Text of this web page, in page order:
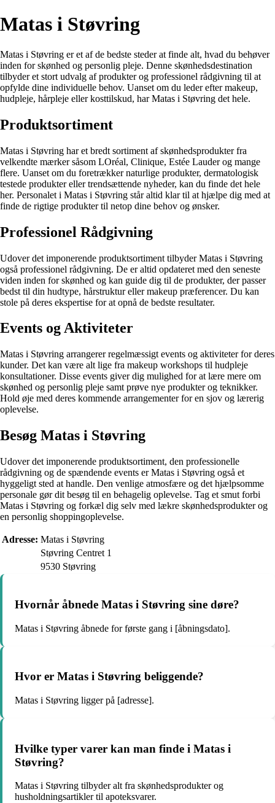
Matas i Støvring
Matas i Støvring er et af de bedste steder at finde alt, hvad du behøver
inden for skønhed og personlig pleje. Denne skønhedsdestination
tilbyder et stort udvalg af produkter og professionel rådgivning til at
opfylde dine individuelle behov. Uanset om du leder efter makeup,
hudpleje, hårpleje eller kosttilskud, har Matas i Støvring det hele.
Produktsortiment
Matas i Støvring har et bredt sortiment af skønhedsprodukter fra
velkendte mærker såsom LOréal, Clinique, Estée Lauder og mange
flere. Uanset om du foretrækker naturlige produkter, dermatologisk
testede produkter eller trendsættende nyheder, kan du finde det hele
her. Personalet i Matas i Støvring står altid klar til at hjælpe dig med at
finde de rigtige produkter til netop dine behov og ønsker.
Professionel Rådgivning
Udover det imponerende produktsortiment tilbyder Matas i Støvring
også professionel rådgivning. De er altid opdateret med den seneste
viden inden for skønhed og kan guide dig til de produkter, der passer
bedst til din hudtype, hårstruktur eller makeup præferencer. Du kan
stole på deres ekspertise for at opnå de bedste resultater.
Events og Aktiviteter
Matas i Støvring arrangerer regelmæssigt events og aktiviteter for deres
kunder. Det kan være alt lige fra makeup workshops til hudpleje
konsultationer. Disse events giver dig mulighed for at lære mere om
skønhed og personlig pleje samt prøve nye produkter og teknikker.
Hold øje med deres kommende arrangementer for en sjov og lærerig
oplevelse.
Besøg Matas i Støvring
Udover det imponerende produktsortiment, den professionelle
rådgivning og de spændende events er Matas i Støvring også et
hyggeligt sted at handle. Den venlige atmosfære og det hjælpsomme
personale gør dit besøg til en behagelig oplevelse. Tag et smut forbi
Matas i Støvring og forkæl dig selv med lækre skønhedsprodukter og
en personlig shoppingoplevelse.
Adresse: Matas i Støvring
Støvring Centret 1
9530 Støvring
Hvornår åbnede Matas i Støvring sine døre?
Matas i Støvring åbnede for første gang i [åbningsdato].
Hvor er Matas i Støvring beliggende?
Matas i Støvring ligger på [adresse].
Hvilke typer varer kan man finde i Matas i
Støvring?
Matas i Støvring tilbyder alt fra skønhedsprodukter og
husholdningsartikler til apoteksvarer.